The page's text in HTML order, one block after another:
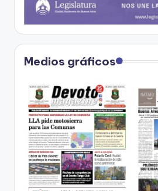
Medios gráficos